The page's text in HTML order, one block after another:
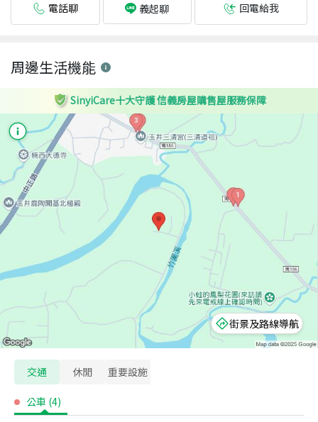
電話聊 義起聊 回電給我
周邊生活機能
SinyiCare十大守護 信義房屋購售屋服務保障
街景及路線導航
交通 休閒 重要設施
公車 (4)